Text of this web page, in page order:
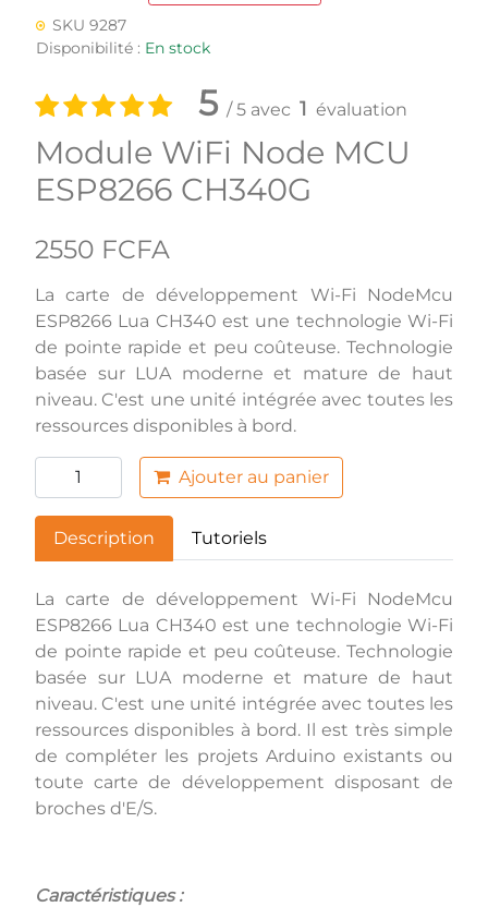
SKU 9287
Disponibilité : En stock
5 / 5 avec 1 évaluation
Module WiFi Node MCU
ESP8266 CH340G
2550 FCFA
La carte de développement Wi-Fi NodeMcu
ESP8266 Lua CH340 est une technologie Wi-Fi
de pointe rapide et peu coûteuse. Technologie
basée sur LUA moderne et mature de haut
niveau. C'est une unité intégrée avec toutes les
ressources disponibles à bord.
Ajouter au panier
Description Tutoriels
La carte de développement Wi-Fi NodeMcu
ESP8266 Lua CH340 est une technologie Wi-Fi
de pointe rapide et peu coûteuse. Technologie
basée sur LUA moderne et mature de haut
niveau. C'est une unité intégrée avec toutes les
ressources disponibles à bord. Il est très simple
de compléter les projets Arduino existants ou
toute carte de développement disposant de
broches d'E/S.
Caractéristiques :